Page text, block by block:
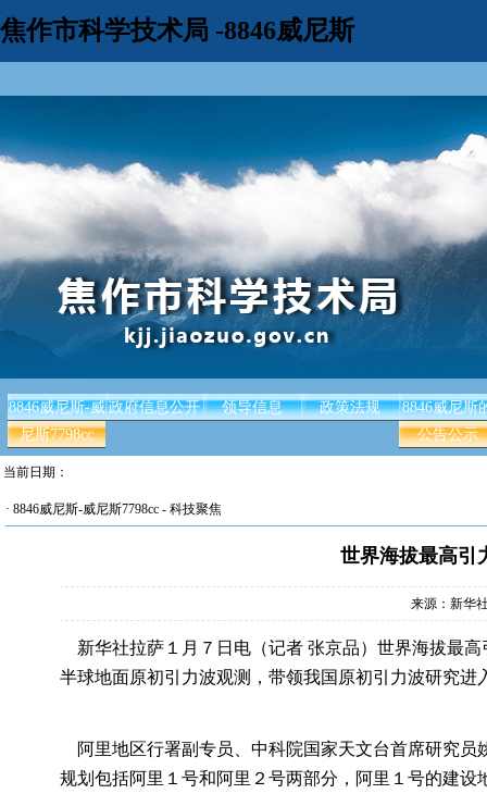
焦作市科学技术局 -8846威尼斯
8846威尼斯-威
尼斯7798cc
政府信息公开 领导信息 政策法规
8846威尼斯
公告公示
当前日期：
· 8846威尼斯-威尼斯7798cc - 科技聚焦
世界海拔最高引
来源：新华
新华社拉萨１月７日电（记者 张京品）世界海拔最
半球地面原初引力波观测，带领我国原初引力波研究
阿里地区行署副专员、中科院国家天文台首席研究员
规划包括阿里１号和阿里２号两部分，阿里１号的建